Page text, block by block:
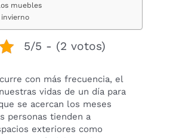
muebles
5/5 - (2 votos)
con más frecuencia, el
vidas de un día para
se acercan los meses
personas tienden a
exteriores como